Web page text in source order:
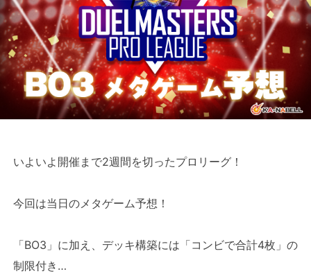
いよいよ開催まで2週間を切ったプロリーグ！
今回は当日のメタゲーム予想！
「BO3」に加え、デッキ構築には「コンビで合計4枚」の
制限付き…